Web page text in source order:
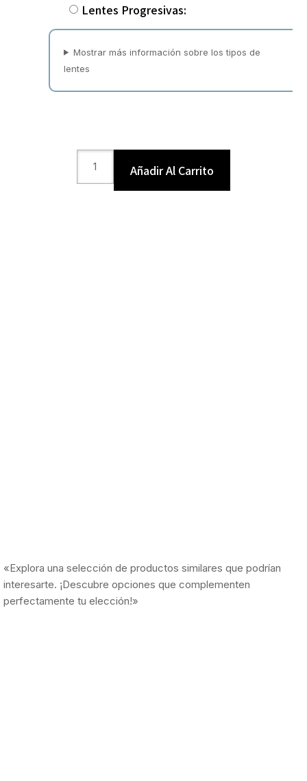
Lentes Progresivas:
Mostrar más información sobre los tipos de
lentes
Añadir Al Carrito
«Explora una selección de productos similares que podrían
interesarte. ¡Descubre opciones que complementen
perfectamente tu elección!»